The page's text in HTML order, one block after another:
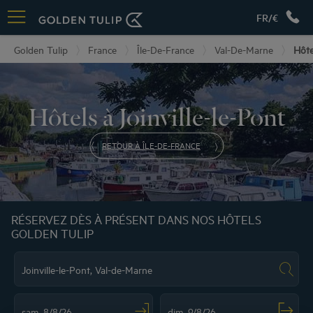
FR/€
Golden Tulip France Île-De-France Val-De-Marne
Hôtels à Joinville-le-Pont
RETOUR À ÎLE-DE-FRANCE
RÉSERVEZ DÈS À PRÉSENT DANS NOS HÔTELS
GOLDEN TULIP